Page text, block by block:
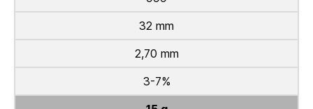
32 mm
2,70 mm
3-7%